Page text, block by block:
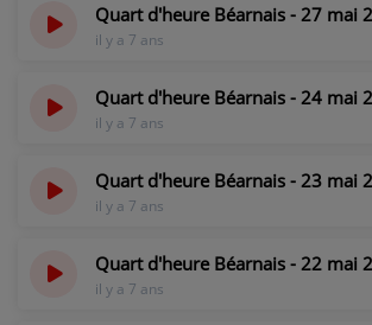
Quart d'heure Béarnais - 27 mai
il y a 7 ans
Quart d'heure Béarnais - 24 mai
il y a 7 ans
Quart d'heure Béarnais - 23 mai
il y a 7 ans
Quart d'heure Béarnais - 22 mai
il y a 7 ans